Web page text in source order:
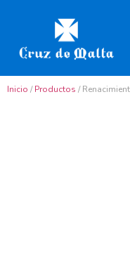
Inicio /Productos /